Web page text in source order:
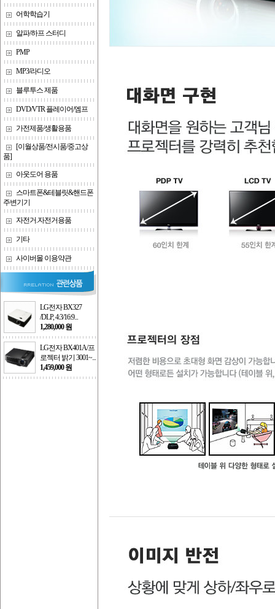
어학학습기
알파/하프 스터디
PMP
MP3/라디오
블루투스 제품
DVD/VTR 플레이어/엠프
가전제품/생활용품
[이월상품/전시품/중고상
품]
아웃도어 용품
스마트폰&테블릿&핸드폰
주변기기
자전거.자전거용품
기타
사이버몰 이용약관
LG전자 BX327
/DLP, 4:3/16:9...
1,280,000 원
LG전자 BX401A/프
로젝터 밝기 3001~...
1,459,000 원